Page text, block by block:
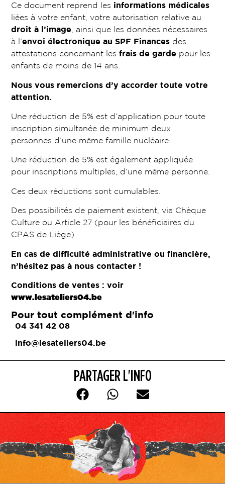
Ce document reprend les informations médicales
liées à votre enfant, votre autorisation relative au
droit à l’image , ainsi que les données nécessaires
à l’envoi électronique au SPF Finances des
attestations concernant les frais de garde pour les
enfants de moins de 14 ans.
Nous vous remercions d’y accorder toute votre
attention.
Une réduction de 5% est d’application pour toute
inscription simultanée de minimum deux
personnes d’une même famille nucléaire.
Une réduction de 5% est également appliquée
pour inscriptions multiples, d’une même personne.
Ces deux réductions sont cumulables.
Des possibilités de paiement existent, via Chèque
Culture ou Article 27 (pour les bénéficiaires du
CPAS de Liège)
En cas de difficulté administrative ou financière,
n’hésitez pas à nous contacter !
Conditions de ventes : voir
www.lesateliers04.be
Pour tout complément d'info
04 341 42 08
info@lesateliers04.be
PARTAGER L'INFO